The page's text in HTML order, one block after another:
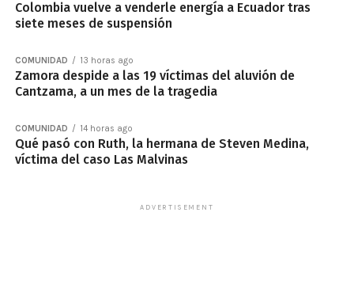
Colombia vuelve a venderle energía a Ecuador tras
siete meses de suspensión
COMUNIDAD 13 horas ago
Zamora despide a las 19 víctimas del aluvión de
Cantzama, a un mes de la tragedia
COMUNIDAD 14 horas ago
Qué pasó con Ruth, la hermana de Steven Medina,
víctima del caso Las Malvinas
ADVERTISEMENT